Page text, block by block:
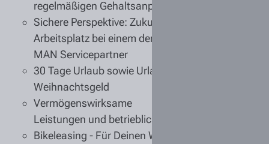
regelmäßigen Gehaltsanpassungen
Sichere Perspektive: Zukunftssicherer
Arbeitsplatz bei einem der weltweit größten
MAN Servicepartner
30 Tage Urlaub sowie Urlaubs- und
Weihnachtsgeld
Vermögenswirksame
Leistungen und betriebliche Altersvorsorge
Bikeleasing - Für Deinen Weg zur Arbeit oder